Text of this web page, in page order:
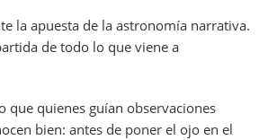
la apuesta de la astronomía narrativa.
de todo lo que viene a
que quienes guían observaciones
bien: antes de poner el ojo en el